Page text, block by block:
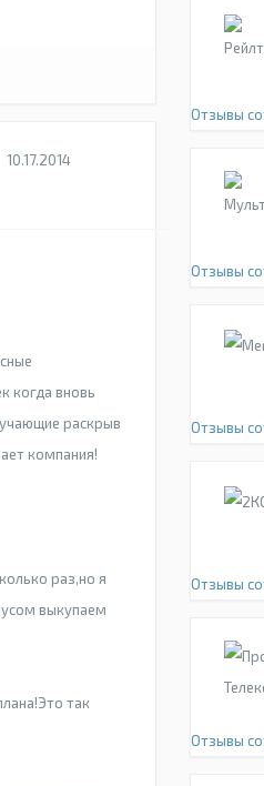
10.17.2014
когда вновь
раскрыв
компания!
раз,но я
выкупаем
так
Отзывы
Отзывы
Отзывы
Отзывы
Отзывы